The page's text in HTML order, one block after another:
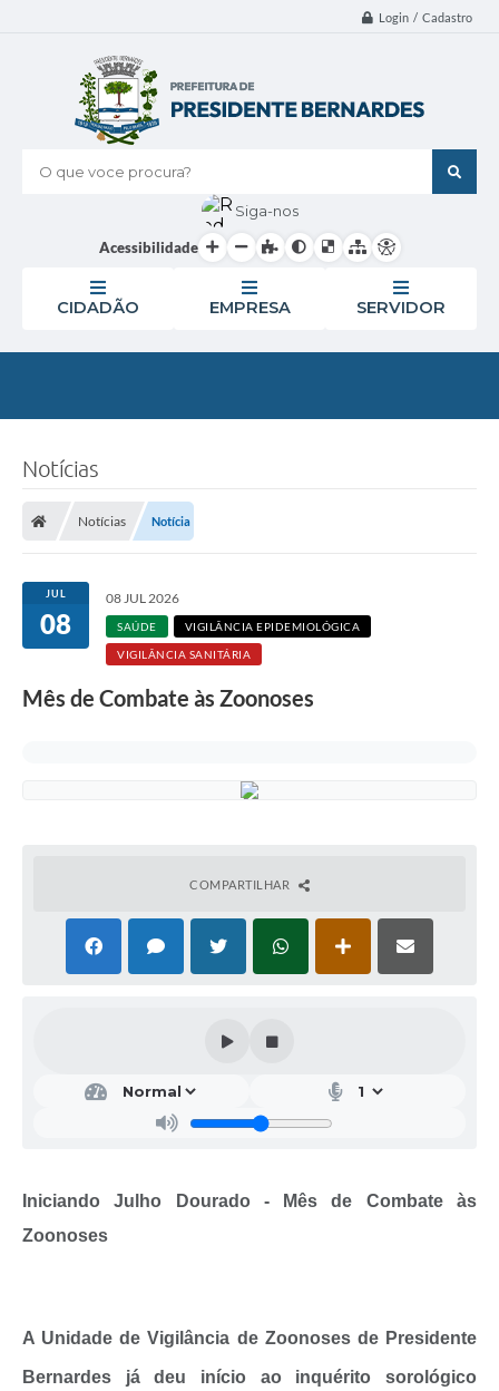
Login / Cadastro
O que voce procura?
Siga-nos
Acessibilidade
CIDADÃO EMPRESA SERVIDOR
Notícias
Notícias Notícia
JUL
08
08 JUL 2026
SAÚDE VIGILÂNCIA EPIDEMIOLÓGICA
VIGILÂNCIA SANITÁRIA
Mês de Combate às Zoonoses
COMPARTILHAR
Iniciando Julho Dourado - Mês de Combate às
Zoonoses
A Unidade de Vigilância de Zoonoses de Presidente
Bernardes já deu início ao inquérito sorológico